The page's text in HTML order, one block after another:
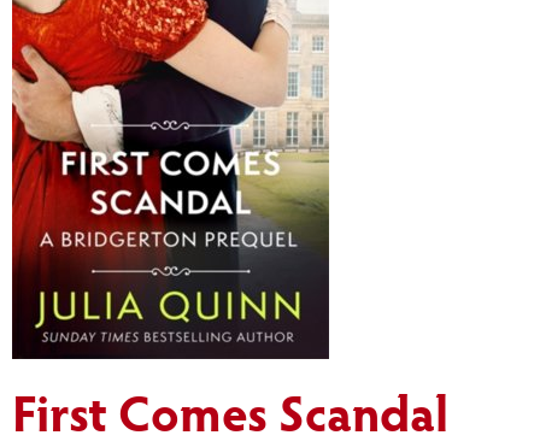
First Comes Scandal